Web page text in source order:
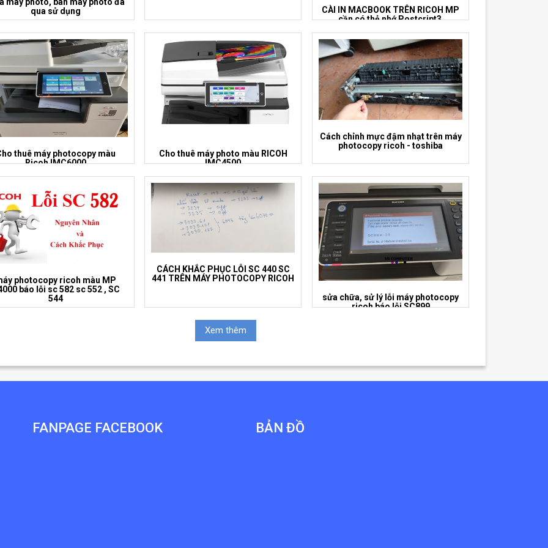
qua sử dụng
CÀI IN MACBOOK TRÊN RICOH MP
cần có thẻ nhớ Postcript3
thuê máy photocopy màu
Ricoh IMC6000
Cho thuê máy photo màu RICOH
IMC4500
Cách chỉnh mực đậm nhạt trên máy
photocopy ricoh - toshiba
photocopy ricoh màu MP
báo lỗi sc 582 sc 552 , SC
544
CÁCH KHẮC PHỤC LỖI SC 440 SC
441 TRÊN MÁY PHOTOCOPY RICOH
sửa chữa, sử lý lỗi máy photocopy
ricoh báo lỗi SC899
Xem thêm
FANPAGE FACEBOOK BẢN ĐỒ